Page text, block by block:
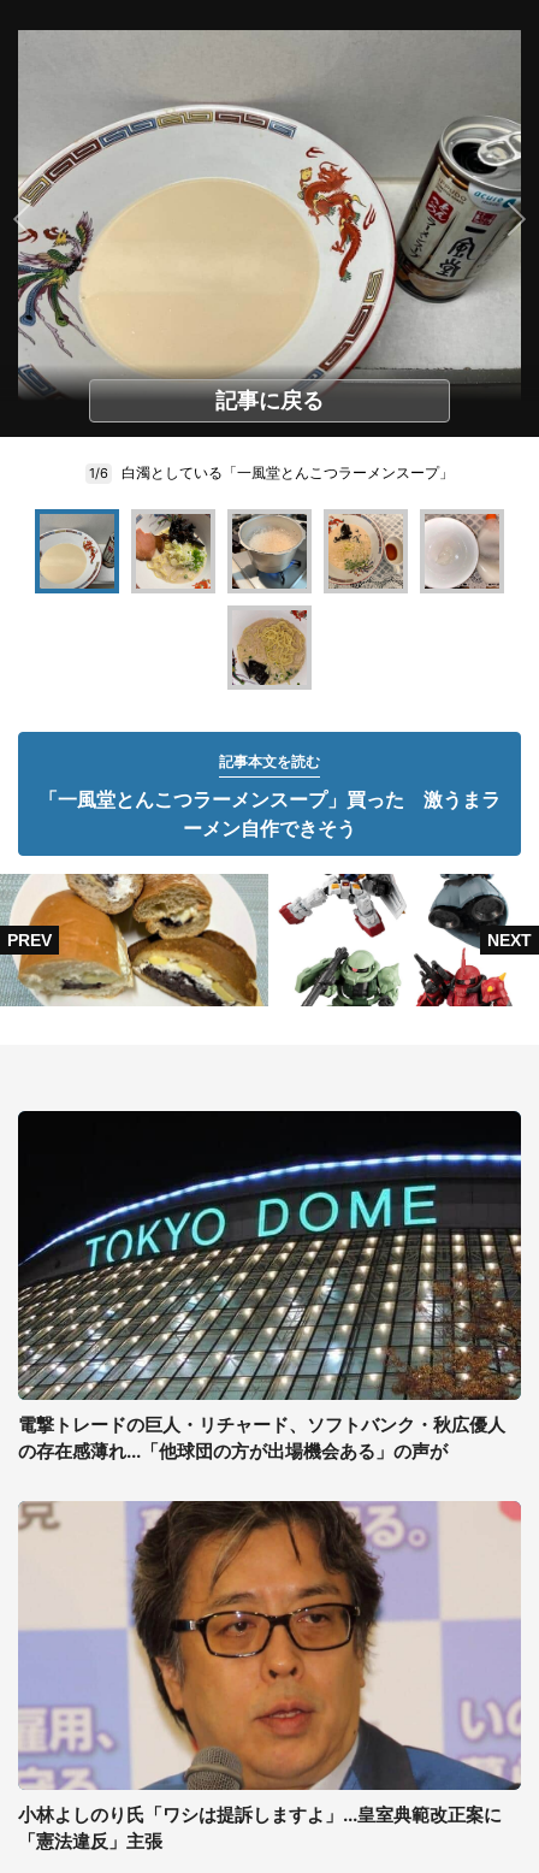
記事に戻る
1/6 白濁としている「一風堂とんこつラーメンスープ」
記事本文を読む
「一風堂とんこつラーメンスープ」買った 激うまラ
ーメン自作できそう
電撃トレードの巨人・リチャード、ソフトバンク・秋広優人
の存在感薄れ...「他球団の方が出場機会ある」の声が
小林よしのり氏「ワシは提訴しますよ」...皇室典範改正案に
「憲法違反」主張